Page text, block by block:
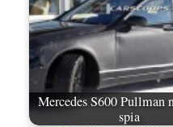
Mercedes S600 Pullman
spia